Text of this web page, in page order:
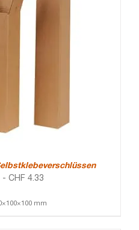
- CHF 4.33
mm